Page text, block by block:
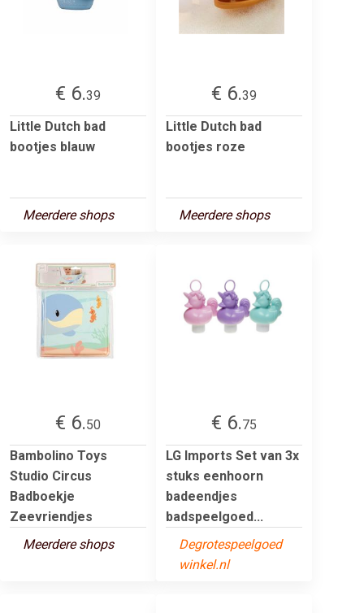
€ 6.39
Little Dutch bad
bootjes blauw
Meerdere shops
€ 6.39
Little Dutch bad
bootjes roze
Meerdere shops
€ 6.50
Bambolino Toys
Studio Circus
Badboekje
Zeevriendjes
Meerdere shops
€ 6.75
LG Imports Set van 3x
stuks eenhoorn
badeendjes
badspeelgoed...
Degrotespeelgoed
winkel.nl